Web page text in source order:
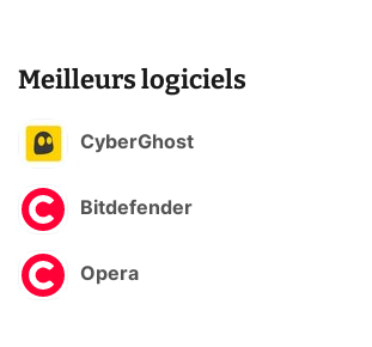
Meilleurs logiciels
CyberGhost
Bitdefender
Opera